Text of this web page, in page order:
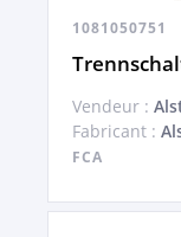
1081050751
Vendeur :
Fabricant :
FCA